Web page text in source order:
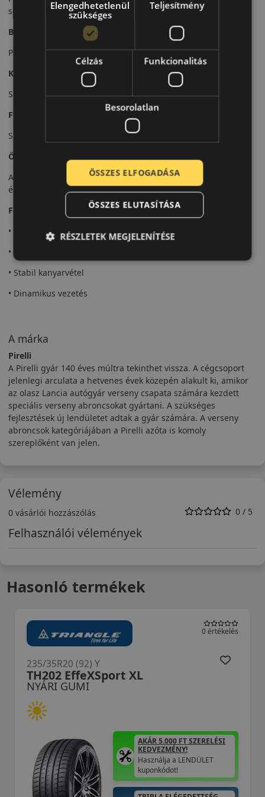
sebességnél.
Biztonsági jellemzők
Precíz irányíthatóság és stabil kanyarvétel.
Komfort és zajszint
Sportos karakter mellett is kiegyensúlyozott komfort.
Felhasználási ajánlás
Sportos és prémium kategóriás személyautókhoz.
Összegzés
A P Zero Sport PZ4 sportos teljesítményt és stabil vezetési
élményt kínál.
Fő előnyök röviden:
• Sportos tapadás
• Precíz kormányreakció
• Stabil kanyarvétel
• Dinamikus vezetés
A márka
Pirelli
A Pirelli gyár 140 éves múltra tekinthet vissza. A cégcsoport
jelenlegi arculata a hetvenes évek közepén alakult ki, amikor
az olasz Lancia autógyár verseny csapata számára kezdett
speciális verseny abroncsokat gyártani. A szükséges
fejlesztések új lendületet adtak a gyár számára. A verseny
abroncsok kategóriájában a Pirelli azóta is komoly
szereplőként van jelen.
Vélemény
0 vásárlói hozzászólás 0 / 5
Felhasználói vélemények
Hasonló termékek
0
NYÁRI GUMI
PotenzaSport Evo XL
235/35R20 (92) Y
AKÁR 5.000 FT SZERELÉSI
KEDVEZMÉNY!
Elengedhetetlenül
szükséges
Teljesítmény
Célzás Funkcionalitás
Besorolatlan
ÖSSZES ELFOGADÁSA
ÖSSZES ELUTASÍTÁSA
RÉSZLETEK MEGJELENÍTÉSE